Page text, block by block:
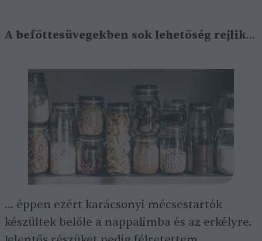
A befőttesüvegekben sok lehetőség rejlik…
… éppen ezért karácsonyi mécsestartók
készültek belőle a nappalimba és az erkélyre.